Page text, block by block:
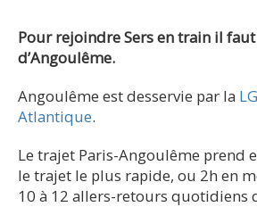
Pour rejoindre Sers en train il faut
d’Angoulême.
Angoulême est desservie par la
Atlantique.
Le trajet Paris-Angoulême prend
le trajet le plus rapide, ou 2h en
10 à 12 allers-retours quotidiens